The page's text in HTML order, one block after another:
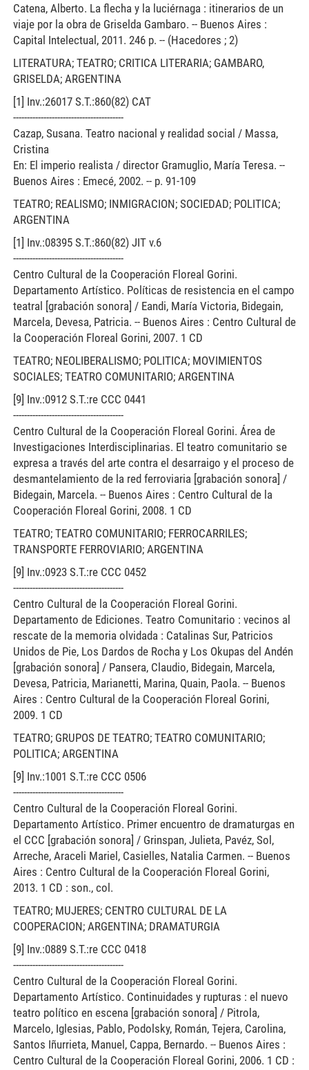
Catena, Alberto. La flecha y la luciérnaga : itinerarios de un
viaje por la obra de Griselda Gambaro. -- Buenos Aires :
Capital Intelectual, 2011. 246 p. -- (Hacedores ; 2)
LITERATURA; TEATRO; CRITICA LITERARIA; GAMBARO,
GRISELDA; ARGENTINA
[1] Inv.:26017 S.T.:860(82) CAT
----------------------------------------
Cazap, Susana. Teatro nacional y realidad social / Massa,
Cristina
En: El imperio realista / director Gramuglio, María Teresa. --
Buenos Aires : Emecé, 2002. -- p. 91-109
TEATRO; REALISMO; INMIGRACION; SOCIEDAD; POLITICA;
ARGENTINA
[1] Inv.:08395 S.T.:860(82) JIT v.6
----------------------------------------
Centro Cultural de la Cooperación Floreal Gorini.
Departamento Artístico. Políticas de resistencia en el campo
teatral [grabación sonora] / Eandi, María Victoria, Bidegain,
Marcela, Devesa, Patricia. -- Buenos Aires : Centro Cultural de
la Cooperación Floreal Gorini, 2007. 1 CD
TEATRO; NEOLIBERALISMO; POLITICA; MOVIMIENTOS
SOCIALES; TEATRO COMUNITARIO; ARGENTINA
[9] Inv.:0912 S.T.:re CCC 0441
----------------------------------------
Centro Cultural de la Cooperación Floreal Gorini. Área de
Investigaciones Interdisciplinarias. El teatro comunitario se
expresa a través del arte contra el desarraigo y el proceso de
desmantelamiento de la red ferroviaria [grabación sonora] /
Bidegain, Marcela. -- Buenos Aires : Centro Cultural de la
Cooperación Floreal Gorini, 2008. 1 CD
TEATRO; TEATRO COMUNITARIO; FERROCARRILES;
TRANSPORTE FERROVIARIO; ARGENTINA
[9] Inv.:0923 S.T.:re CCC 0452
----------------------------------------
Centro Cultural de la Cooperación Floreal Gorini.
Departamento de Ediciones. Teatro Comunitario : vecinos al
rescate de la memoria olvidada : Catalinas Sur, Patricios
Unidos de Pie, Los Dardos de Rocha y Los Okupas del Andén
[grabación sonora] / Pansera, Claudio, Bidegain, Marcela,
Devesa, Patricia, Marianetti, Marina, Quain, Paola. -- Buenos
Aires : Centro Cultural de la Cooperación Floreal Gorini,
2009. 1 CD
TEATRO; GRUPOS DE TEATRO; TEATRO COMUNITARIO;
POLITICA; ARGENTINA
[9] Inv.:1001 S.T.:re CCC 0506
----------------------------------------
Centro Cultural de la Cooperación Floreal Gorini.
Departamento Artístico. Primer encuentro de dramaturgas en
el CCC [grabación sonora] / Grinspan, Julieta, Pavéz, Sol,
Arreche, Araceli Mariel, Casielles, Natalia Carmen. -- Buenos
Aires : Centro Cultural de la Cooperación Floreal Gorini,
2013. 1 CD : son., col.
TEATRO; MUJERES; CENTRO CULTURAL DE LA
COOPERACION; ARGENTINA; DRAMATURGIA
[9] Inv.:0889 S.T.:re CCC 0418
----------------------------------------
Centro Cultural de la Cooperación Floreal Gorini.
Departamento Artístico. Continuidades y rupturas : el nuevo
teatro político en escena [grabación sonora] / Pitrola,
Marcelo, Iglesias, Pablo, Podolsky, Román, Tejera, Carolina,
Santos Iñurrieta, Manuel, Cappa, Bernardo. -- Buenos Aires :
Centro Cultural de la Cooperación Floreal Gorini, 2006. 1 CD :